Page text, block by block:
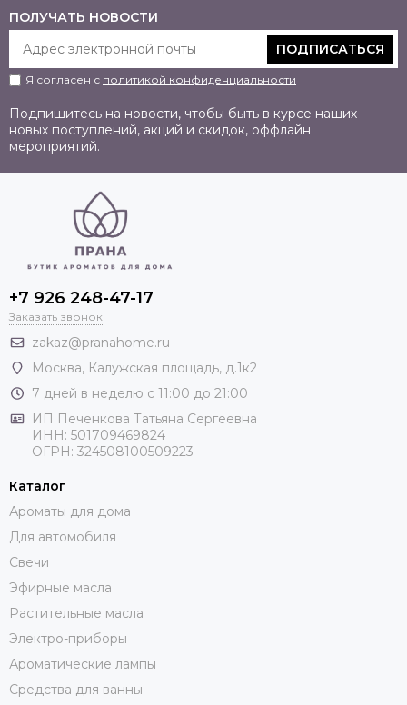
ПОЛУЧАТЬ НОВОСТИ
ПОДПИСАТЬСЯ
Я согласен с политикой конфиденциальности
Подпишитесь на новости, чтобы быть в курсе наших
новых поступлений, акций и скидок, оффлайн
мероприятий.
+7 926 248-47-17
Заказать звонок
zakaz@pranahome.ru
Москва, Калужская площадь, д.1к2
7 дней в неделю с 11:00 до 21:00
ИП Печенкова Татьяна Сергеевна
ИНН: 501709469824
ОГРН: 324508100509223
Каталог
Ароматы для дома
Для автомобиля
Свечи
Эфирные масла
Растительные масла
Электро-приборы
Ароматические лампы
Средства для ванны